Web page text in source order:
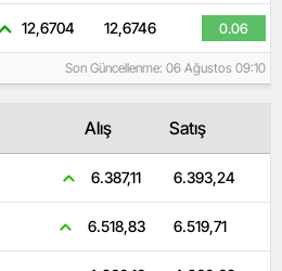
12,6704 12,6746 0.06
Son Güncellenme: 06 Ağustos 09:10
Alış Satış
6.387,11 6.393,24
6.518,83 6.519,71